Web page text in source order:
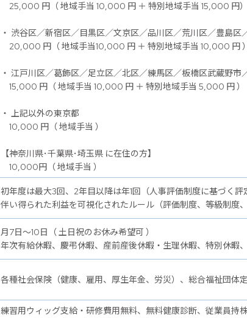
25,000 円（ 地域手当 10,000 円 ＋ 特別地域手当 15,000 円）
・ 渋谷区／新宿区／目黒区／文京区／品川区／荒川区／豊島
20,000 円（ 地域手当10,000 円 ＋ 特別地域手当 10,000 円 ）
・ 江戸川区／葛飾区／足立区／北区／練馬区／板橋区武蔵野市
15,000 円（ 地域手当 10,000 円 ＋ 特別地域手当 5,000 円 ）
・ 上記以外の東京都
10,000 円（ 地域手当 ）
【神奈川県･千葉県･埼玉県 に在住の方】
10,000円（ 地域手当 ）
初年度は最大3回、2年目以降は年1回（人事評価制度に基づく
伴い得られた利益を可視化されたルール（評価制度、等級制度
月7日～10日（ 土日祝のお休み希望可 ）
年次有給休暇、慶弔休暇、産前産後休暇・生理休暇、特別休暇
各種社会保険（健康、雇用、厚生年金、労災）、総合福祉団体
練習用ウィッグ支給・研修費用無料、無料健康診断、従業員持